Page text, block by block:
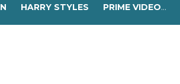
HARRY STYLES PRIME VIDEO